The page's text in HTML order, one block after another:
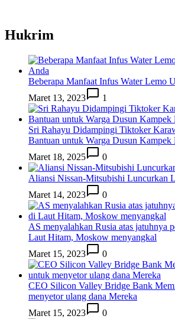
Hukrim
Beberapa Manfaat Infus Water Lemo
Maret 13, 2023
1
Sri Rahayu Didampingi Tiktoker
Bantuan untuk Warga Dusun Kampek
Maret 18, 2025
0
Aliansi Nissan-Mitsubishi Luncurkan
Maret 14, 2023
0
AS menyalahkan Rusia atas jatuhnya
Laut Hitam, Moskow menyangkal
Maret 15, 2023
0
CEO Silicon Valley Bridge Bank
menyetor ulang dana Mereka
Maret 15, 2023
0